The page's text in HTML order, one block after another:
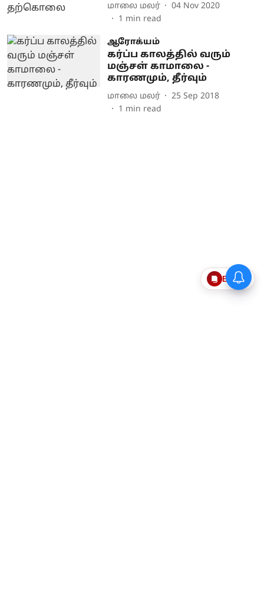
மாலை மலர்
04 Nov 2020
1 min read
ஆரோக்யம்
கர்ப்ப காலத்தில் வரும்
மஞ்சள் காமாலை -
காரணமும், தீர்வும்
மாலை மலர்
25 Sep 2018
1 min read
Epaper